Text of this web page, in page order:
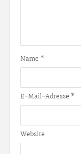
Name *
E-Mail-Adresse *
Website